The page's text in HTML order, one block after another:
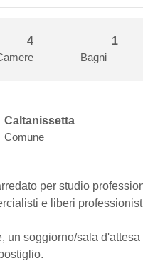
4
1
Bagni
Caltanissetta
Comune
per studio
e liberi
soggiorno/sala